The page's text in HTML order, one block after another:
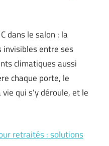
dans le salon : la
entre ses
climatiques aussi
chaque porte, le
qui s’y déroule, et le
retraités : solutions